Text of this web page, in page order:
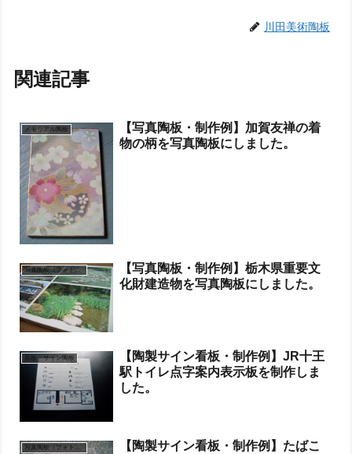
川田美術陶板
関連記事
メモリアル陶板
【写真陶板・制作例】加賀友禅の着
物の柄を写真陶板にしました。
写真陶板（フォトセラミックス）
【写真陶板・制作例】栃木県重要文
化財建造物を写真陶板にしました。
看板・サイン陶板
【陶製サイン看板・制作例】JR十王
駅トイレ点字案内表示板を制作しま
した。
写真陶板（フォトセラミックス）
【陶製サイン看板・制作例】たばこ